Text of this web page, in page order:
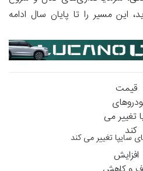
این مسیر را تا پایان سال ادامه
سایپا تغییر می کند